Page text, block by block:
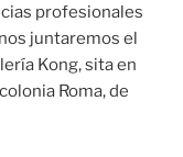
profesionales
juntaremos el
Kong, sita en
Roma, de